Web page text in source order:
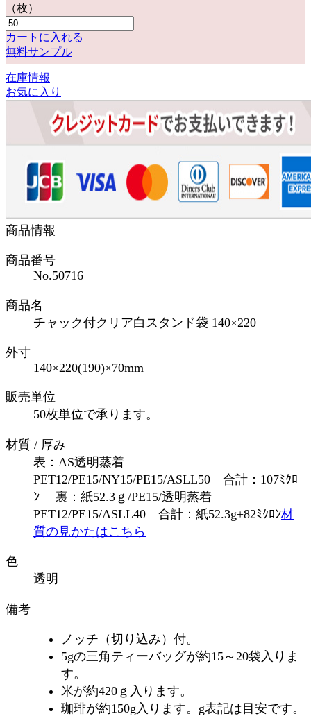
（枚）
カートに入れる
無料サンプル
在庫情報
お気に入り
商品情報
商品番号
No.50716
商品名
チャック付クリア白スタンド袋 140×220
外寸
140×220(190)×70mm
販売単位
50枚単位で承ります。
材質 / 厚み
表：AS透明蒸着
PET12/PE15/NY15/PE15/ASLL50 合計：107ﾐｸﾛ
ﾝ 裏：紙52.3ｇ/PE15/透明蒸着
PET12/PE15/ASLL40 合計：紙52.3g+82ﾐｸﾛﾝ材
質の見かたはこちら
色
透明
備考
ノッチ（切り込み）付。
5gの三角ティーバッグが約15～20袋入りま
す。
米が約420ｇ入ります。
珈琲が約150g入ります。g表記は目安です。